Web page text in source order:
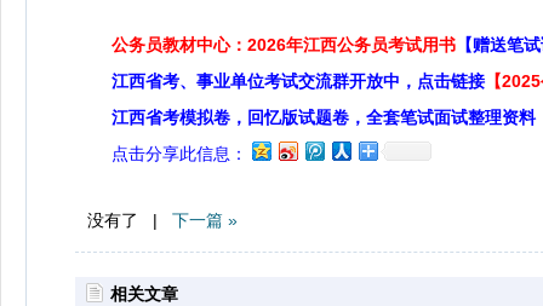
公务员教材中心：2026年江西公务员考试用书 【赠送笔
江西省考、事业单位考试交流群开放中，点击链接 【
江西省考模拟卷，回忆版试题卷，全套笔试面试整理资料
点击分享此信息：
没有了 | 下一篇 »
相关文章